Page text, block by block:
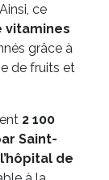
Ainsi, ce
vitamines
grâce à
de fruits et
2 100
Saint-
de